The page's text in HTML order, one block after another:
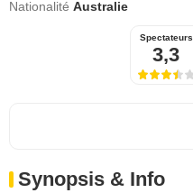
Nationalité Australie
Spectateurs
3,3
Synopsis & Info